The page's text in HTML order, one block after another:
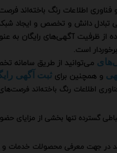
اطلاعات رنگ باخته‌اند
تبادل دانش و تخصص و ایجاد
از ظرفیت آگهی‌های رایگان به
است.
می‌توانید از طریق سامانه
و همچنین برای ثبت آگهی
اطلاعات رنگ باخته‌اند
گسترده تنها بخشی از مزایای
در جهت معرفی محصولات خدمات و